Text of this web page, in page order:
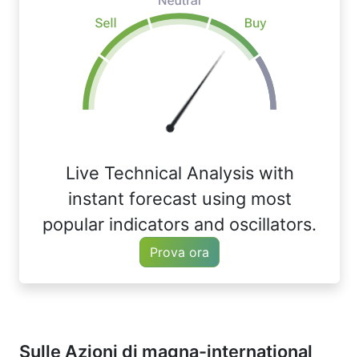
Live Technical Analysis with
instant forecast using most
popular indicators and oscillators.
Prova ora
Sulle Azioni di magna-international